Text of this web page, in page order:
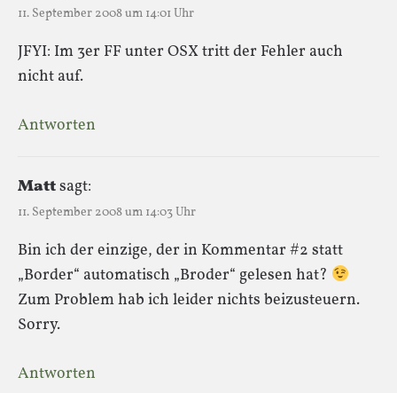
11. September 2008 um 14:01 Uhr
JFYI: Im 3er FF unter OSX tritt der Fehler auch
nicht auf.
Antworten
Mattsagt:
11. September 2008 um 14:03 Uhr
Bin ich der einzige, der in Kommentar #2 statt
„Border“ automatisch „Broder“ gelesen hat?
Zum Problem hab ich leider nichts beizusteuern.
Sorry.
Antworten